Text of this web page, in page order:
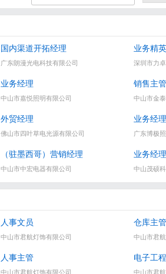
国内渠道开拓经理
广东朗漫光电科技有限公司
业务精英
深圳市力
业务经理
中山市嘉悦照明有限公司
销售主管
中山市金
外贸经理
佛山市四叶草电光源有限公司
业务经理
广东博极
（驻墨西哥）营销经理
中山市中宏电器有限公司
业务经理
中山茂硕
人事文员
中山市君航灯饰有限公司
仓库主管
中山市君
人事主管
中山市君航灯饰有限公司
电子工
中山市君